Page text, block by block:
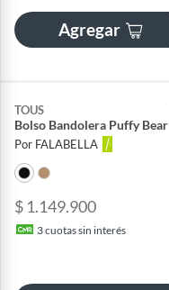
Agregar
TOUS
Bolso Bandolera Puffy Bear
Por FALABELLA
$ 1.149.900
3cuotas sin interés